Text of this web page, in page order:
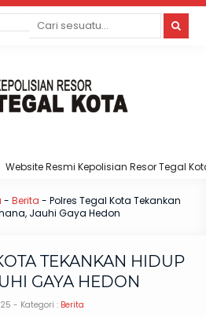
Resmi Kepolisian Resor Tegal Kota
- Berita - Polres Tegal Kota Tekankan
Jauhi Gaya Hedon
TEKANKAN HIDUP
GAYA HEDON
- Kategori : Berita